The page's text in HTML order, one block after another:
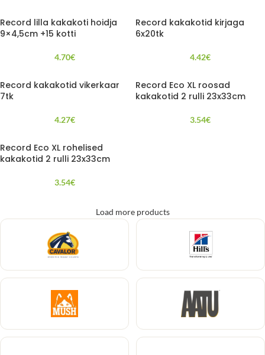
Record lilla kakakoti hoidja
9×4,5cm +15 kotti
4.70€
Record kakakotid kirjaga
6x20tk
4.42€
Record kakakotid vikerkaar
7tk
4.27€
Record Eco XL roosad
kakakotid 2 rulli 23x33cm
3.54€
Record Eco XL rohelised
kakakotid 2 rulli 23x33cm
3.54€
Load more products